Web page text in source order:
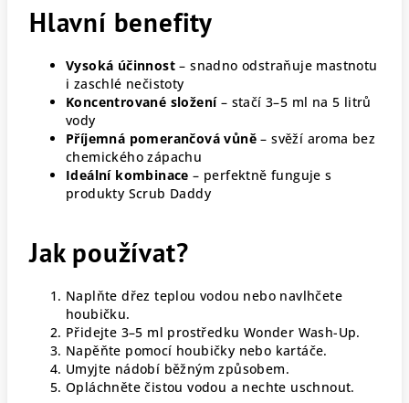
Hlavní benefity
Vysoká účinnost – snadno odstraňuje mastnotu
i zaschlé nečistoty
Koncentrované složení– stačí 3–5 ml na 5 litrů
vody
Příjemná pomerančová vůně – svěží aroma bez
chemického zápachu
Ideální kombinace – perfektně funguje s
produkty Scrub Daddy
Jak používat?
Naplňte dřez teplou vodou nebo navlhčete
houbičku.
Přidejte 3–5 ml prostředku Wonder Wash-Up.
Napěňte pomocí houbičky nebo kartáče.
Umyjte nádobí běžným způsobem.
Opláchněte čistou vodou a nechte uschnout.